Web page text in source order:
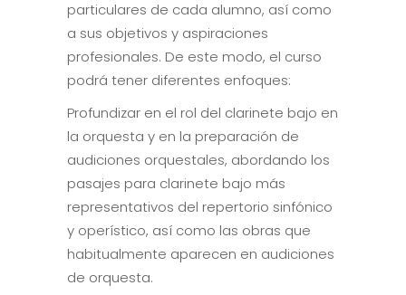
particulares de cada alumno, así como
a sus objetivos y aspiraciones
profesionales. De este modo, el curso
podrá tener diferentes enfoques:
Profundizar en el rol del clarinete bajo en
la orquesta y en la preparación de
audiciones orquestales, abordando los
pasajes para clarinete bajo más
representativos del repertorio sinfónico
y operístico, así como las obras que
habitualmente aparecen en audiciones
de orquesta.